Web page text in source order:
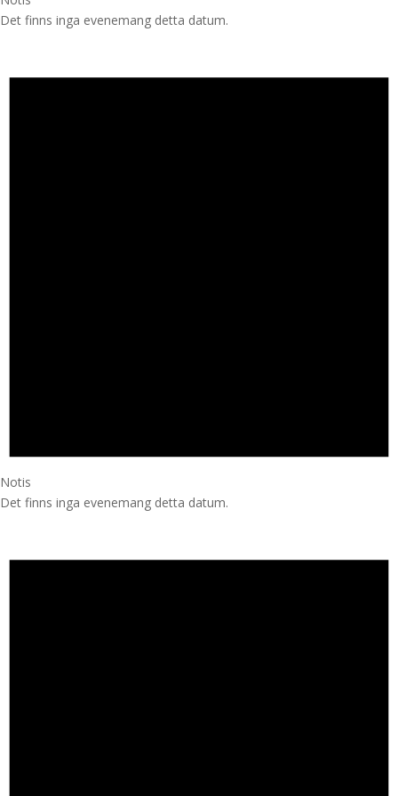
Det finns inga evenemang detta datum.
Notis
Det finns inga evenemang detta datum.